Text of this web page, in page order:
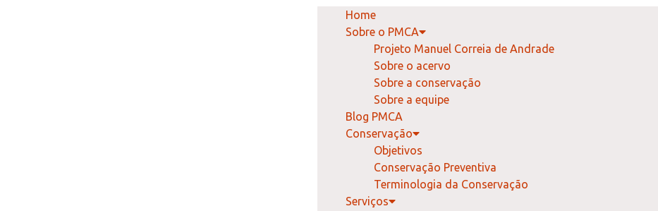
Home
Sobre o PMCA
Projeto Manuel Correia de Andrade
Sobre o acervo
Sobre a conservação
Sobre a equipe
Blog PMCA
Conservação
Objetivos
Conservação Preventiva
Terminologia da Conservação
Serviços